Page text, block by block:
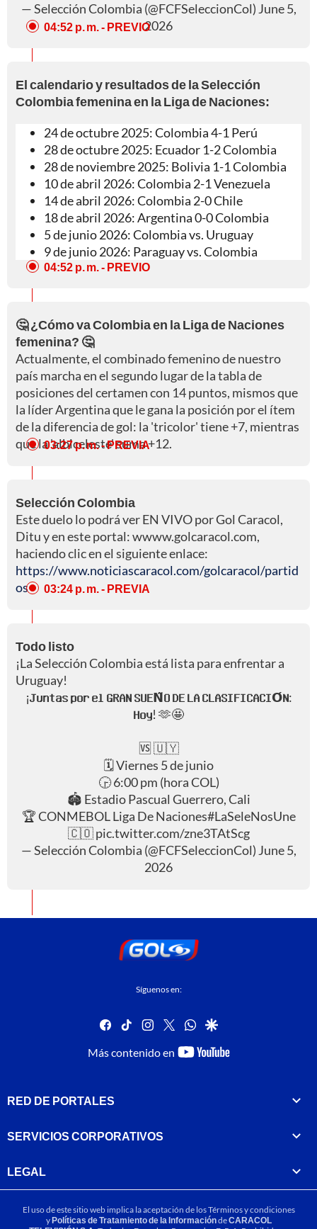
— Selección Colombia (@FCFSeleccionCol) June 5,
2026
04:52 p. m. - PREVIO
El calendario y resultados de la Selección
Colombia femenina en la Liga de Naciones:
24 de octubre 2025: Colombia 4-1 Perú
28 de octubre 2025: Ecuador 1-2 Colombia
28 de noviembre 2025: Bolivia 1-1 Colombia
10 de abril 2026: Colombia 2-1 Venezuela
14 de abril 2026: Colombia 2-0 Chile
18 de abril 2026: Argentina 0-0 Colombia
5 de junio 2026: Colombia vs. Uruguay
9 de junio 2026: Paraguay vs. Colombia
04:52 p. m. - PREVIO
🤔 ¿Cómo va Colombia en la Liga de Naciones
femenina? 🤔
Actualmente, el combinado femenino de nuestro
país marcha en el segundo lugar de la tabla de
posiciones del certamen con 14 puntos, mismos que
la líder Argentina que le gana la posición por el ítem
de la diferencia de gol: la 'tricolor' tiene +7, mientras
que la 'albiceleste' suma +12.
03:27 p. m.- PREVIA
Selección Colombia
Este duelo lo podrá ver EN VIVO por Gol Caracol,
Ditu y en este portal: wwww.golcaracol.com,
haciendo clic en el siguiente enlace:
https://www.noticiascaracol.com/golcaracol/partid
os
03:24 p. m. - PREVIA
Todo listo
¡La Selección Colombia está lista para enfrentar a
Uruguay!
¡𝗝𝘂𝗻𝘁𝗮𝘀 𝗽𝗼𝗿 𝗲𝗹 𝗚𝗥𝗔𝗡 𝗦𝗨𝗘𝗡̃𝗢 𝗗𝗘 𝗟𝗔 𝗖𝗟𝗔𝗦𝗜𝗙𝗜𝗖𝗔𝗖𝗜𝗢́𝗡:
𝗛𝗼𝘆! 🫶🤩
🆚 🇺🇾
🗓 Viernes 5 de junio
🕞 6:00 pm (hora COL)
🏟 Estadio Pascual Guerrero, Cali
🏆 CONMEBOL Liga De Naciones#LaSeleNosUne
🇨🇴pic.twitter.com/zne3TAtScg
— Selección Colombia (@FCFSeleccionCol) June 5,
2026
Síguenos en:
facebook
tiktok instagram
twitterwhatsapp
google
Más contenido en
youtube-
RED DE PORTALES
SERVICIOS CORPORATIVOS
LEGAL
El uso de este sitio web implica la aceptación de losTérminos y condiciones
yPolíticas de Tratamiento de la InformacióndeCARACOL